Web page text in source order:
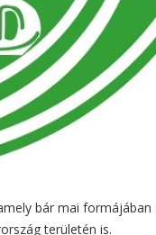
bár mai formájában
területén is.